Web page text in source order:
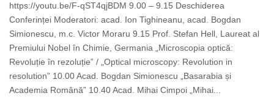
https://youtu.be/F-qST4qjBDM 9.00 – 9.15 Deschiderea
Conferinței Moderatori: acad. Ion Tighineanu, acad. Bogdan
Simionescu, m.c. Victor Moraru 9.15 Prof. Stefan Hell, Laureat al
Premiului Nobel în Chimie, Germania „Microscopia optică:
Revoluție în rezoluție” / „Optical microscopy: Revolution in
resolution” 10.00 Acad. Bogdan Simionescu „Basarabia și
Academia Română” 10.40 Acad. Mihai Cimpoi „Mihai...